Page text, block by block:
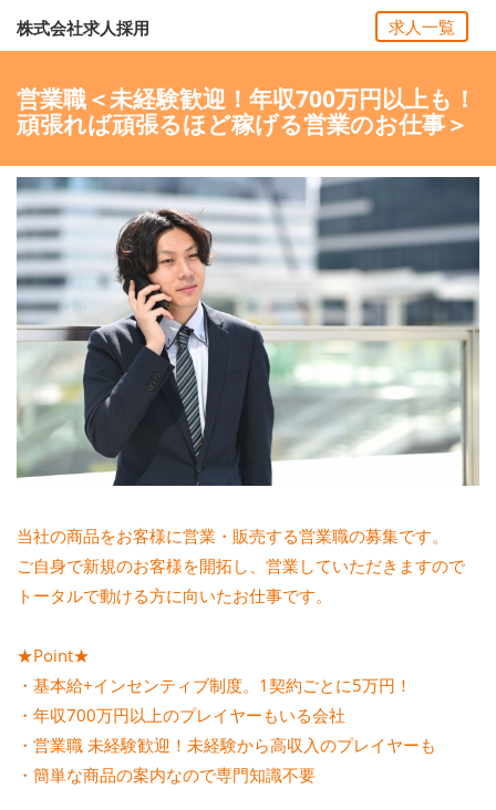
株式会社求人採用 求人一覧
営業職＜未経験歓迎！年収700万円以上も！
頑張れば頑張るほど稼げる営業のお仕事＞
当社の商品をお客様に営業・販売する営業職の募集です。
ご自身で新規のお客様を開拓し、営業していただきますので
トータルで動ける方に向いたお仕事です。
★Point★
・基本給+インセンティブ制度。1契約ごとに5万円！
・年収700万円以上のプレイヤーもいる会社
・営業職 未経験歓迎！未経験から高収入のプレイヤーも
・簡単な商品の案内なので専門知識不要